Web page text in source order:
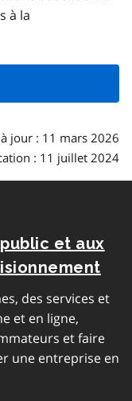
à la
jour : 11 mars 2026
: 11 juillet 2024
et aux
des services et
et en ligne,
et faire
une entreprise en